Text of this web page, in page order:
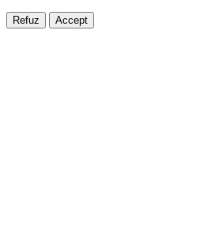
Refuz Accept